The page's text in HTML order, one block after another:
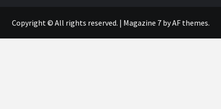
Copyright © All rights reserved. | Magazine 7by AF themes.